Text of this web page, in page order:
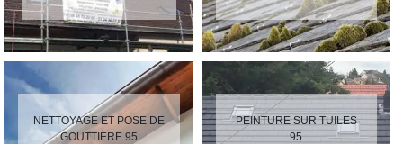
NETTOYAGE ET POSE DE
GOUTTIÈRE 95
PEINTURE SUR TUILES
95